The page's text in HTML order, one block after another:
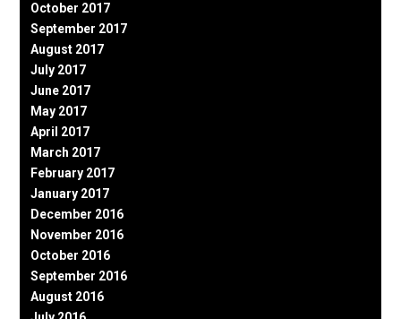
October 2017
September 2017
August 2017
July 2017
June 2017
May 2017
April 2017
March 2017
February 2017
January 2017
December 2016
November 2016
October 2016
September 2016
August 2016